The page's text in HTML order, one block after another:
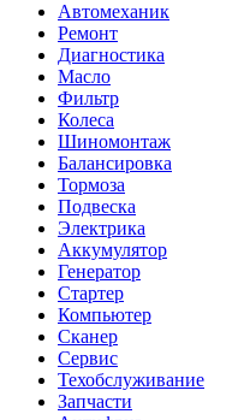
Автомеханик
Ремонт
Диагностика
Масло
Фильтр
Колеса
Шиномонтаж
Балансировка
Тормоза
Подвеска
Электрика
Аккумулятор
Генератор
Стартер
Компьютер
Сканер
Сервис
Техобслуживание
Запчасти